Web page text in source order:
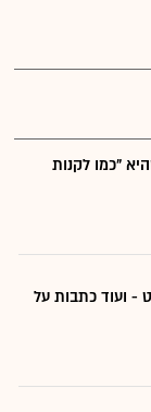
"כמו לקנות
- ועוד כתבות על